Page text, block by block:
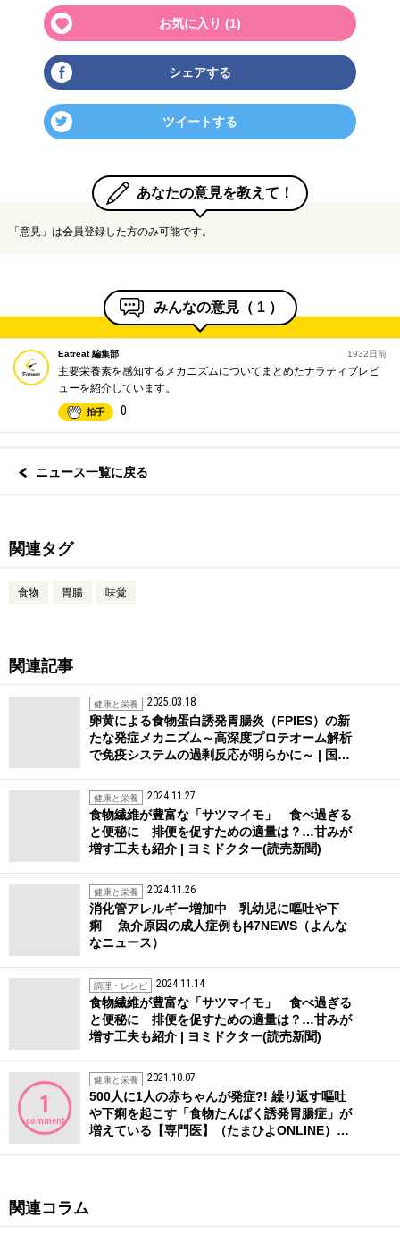
お気に入り (1)
シェアする
ツイートする
あなたの意見を教えて！
「意見」は会員登録した方のみ可能です。
みんなの意見（ 1 ）
Eatreat 編集部 1932日前
主要栄養素を感知するメカニズムについてまとめたナラティブレビ
ューを紹介しています。
拍手 0
ニュース一覧に戻る
関連タグ
食物 胃腸 味覚
関連記事
健康と栄養 2025.03.18
卵黄による食物蛋白誘発胃腸炎（FPIES）の新
たな発症メカニズム～高深度プロテオーム解析
で免疫システムの過剰反応が明らかに～ | 国…
健康と栄養 2024.11.27
食物繊維が豊富な「サツマイモ」 食べ過ぎる
と便秘に 排便を促すための適量は？…甘みが
増す工夫も紹介 | ヨミドクター(読売新聞)
健康と栄養 2024.11.26
消化管アレルギー増加中 乳幼児に嘔吐や下
痢 魚介原因の成人症例も|47NEWS（よんな
なニュース）
調理・レシピ 2024.11.14
食物繊維が豊富な「サツマイモ」 食べ過ぎる
と便秘に 排便を促すための適量は？…甘みが
増す工夫も紹介 | ヨミドクター(読売新聞)
1
comment
健康と栄養 2021.10.07
500人に1人の赤ちゃんが発症?! 繰り返す嘔吐
や下痢を起こす「食物たんぱく誘発胃腸症」が
増えている【専門医】（たまひよONLINE）…
関連コラム